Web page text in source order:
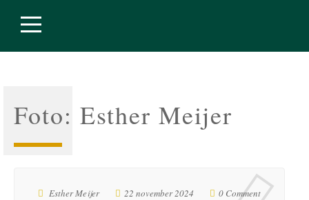
Foto: Esther Meijer
Esther Meijer 22 november 2024 0 Comment